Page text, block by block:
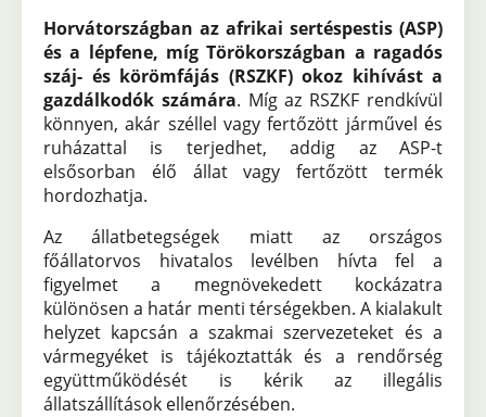
Horvátországban az afrikai sertéspestis (ASP)
és a lépfene, míg Törökországban a ragadós
száj- és körömfájás (RSZKF) okoz kihívást a
gazdálkodók számára. Míg az RSZKF rendkívül
könnyen, akár széllel vagy fertőzött járművel és
ruházattal is terjedhet, addig az ASP-t
elsősorban élő állat vagy fertőzött termék
hordozhatja.
Az állatbetegségek miatt az országos
főállatorvos hivatalos levélben hívta fel a
figyelmet a megnövekedett kockázatra
különösen a határ menti térségekben. A kialakult
helyzet kapcsán a szakmai szervezeteket és a
vármegyéket is tájékoztatták és a rendőrség
együttműködését is kérik az illegális
állatszállítások ellenőrzésében.